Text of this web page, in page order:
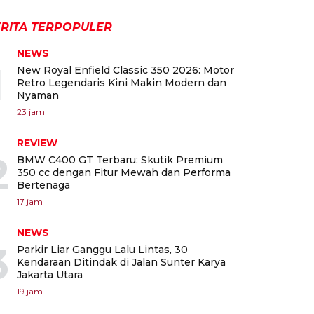
TERPOPULER
NEWS
New Royal Enfield Classic 350 2026: Motor
Retro Legendaris Kini Makin Modern dan
Nyaman
23 jam
REVIEW
BMW C400 GT Terbaru: Skutik Premium
350 cc dengan Fitur Mewah dan Performa
Bertenaga
17 jam
NEWS
Parkir Liar Ganggu Lalu Lintas, 30
Kendaraan Ditindak di Jalan Sunter Karya
Jakarta Utara
19 jam